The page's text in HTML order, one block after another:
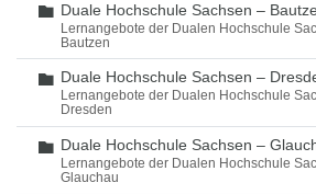
Ordner
Duale Hochschule Sachsen –
Lernangebote der Dualen Hochschule
Bautzen
Ordner
Duale Hochschule Sachsen –
Lernangebote der Dualen Hochschule
Dresden
Ordner
Duale Hochschule Sachsen –
Lernangebote der Dualen Hochschule
Glauchau